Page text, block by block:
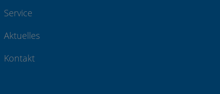
Service
Aktuelles
Kontakt